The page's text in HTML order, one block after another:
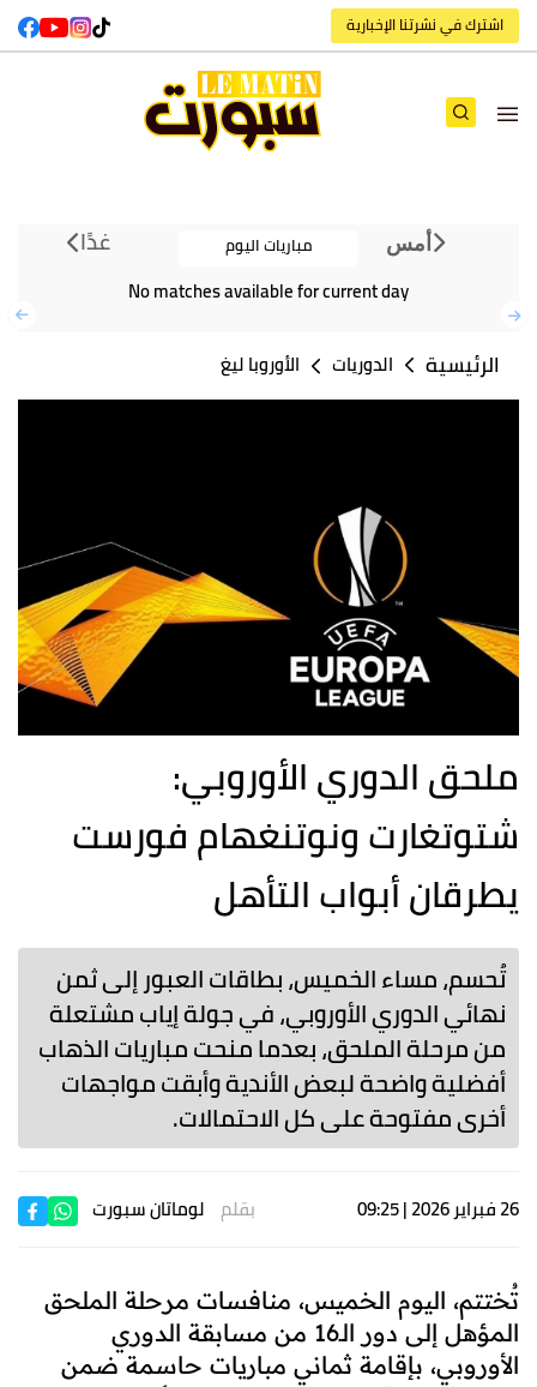
اشترك في نشرتنا الإخبارية
أمس مباريات اليوم غدًا
No matches available for current day
الرئيسية الدوريات الأوروبا ليغ
ملحق الدوري الأوروبي:
شتوتغارت ونوتنغهام فورست
يطرقان أبواب التأهل
تُحسم، مساء الخميس، بطاقات العبور إلى ثمن
نهائي الدوري الأوروبي، في جولة إياب مشتعلة
من مرحلة الملحق، بعدما منحت مباريات الذهاب
أفضلية واضحة لبعض الأندية وأبقت مواجهات
أخرى مفتوحة على كل الاحتمالات.
26 فبراير 2026 | 09:25 بقلم لوماتان سبورت
تُختتم، اليوم الخميس، منافسات مرحلة الملحق
المؤهل إلى دور الـ16 من مسابقة الدوري
الأوروبي، بإقامة ثماني مباريات حاسمة ضمن